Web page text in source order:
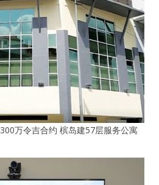
万令吉合约 槟岛建57层服务公寓